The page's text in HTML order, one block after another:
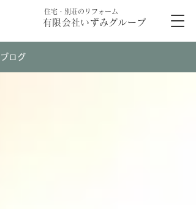
​住宅・別荘のリフォーム
有限会社いずみグループ
ブログ